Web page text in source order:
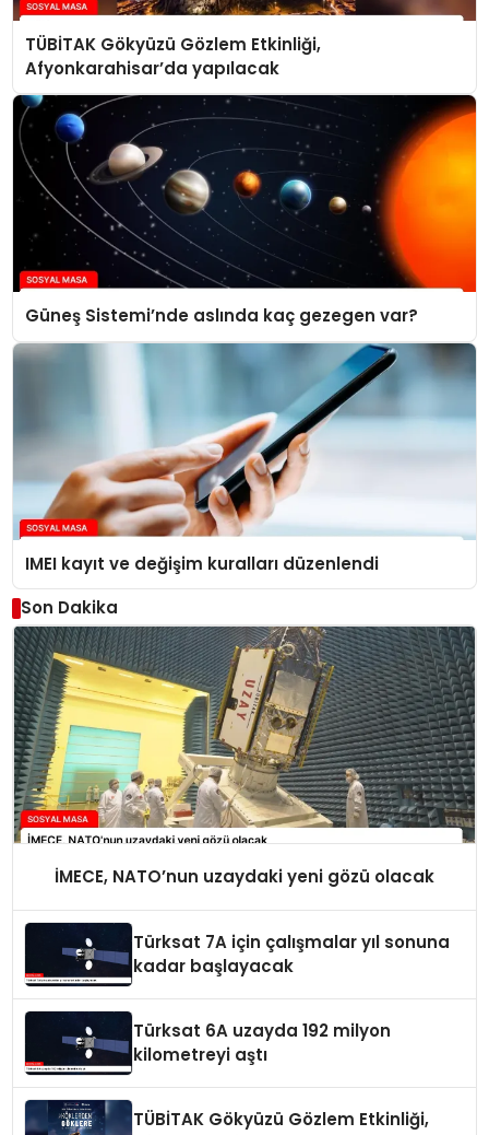
TÜBİTAK Gökyüzü Gözlem Etkinliği,
Afyonkarahisar’da yapılacak
Güneş Sistemi’nde aslında kaç gezegen var?
IMEI kayıt ve değişim kuralları düzenlendi
Son Dakika
İMECE, NATO’nun uzaydaki yeni gözü olacak
Türksat 7A için çalışmalar yıl sonuna
kadar başlayacak
Türksat 6A uzayda 192 milyon
kilometreyi aştı
TÜBİTAK Gökyüzü Gözlem Etkinliği,